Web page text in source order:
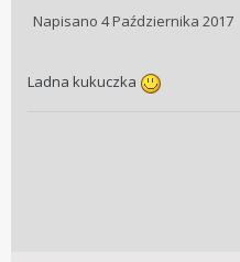
Napisano 4 Października 2017
Ladna kukuczka